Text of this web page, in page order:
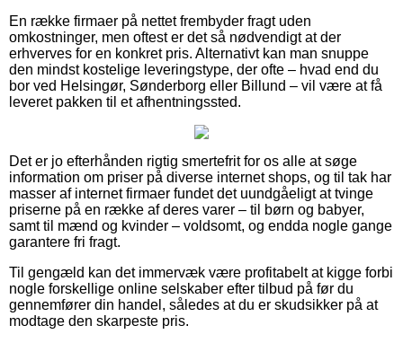
En række firmaer på nettet frembyder fragt uden
omkostninger, men oftest er det så nødvendigt at der
erhverves for en konkret pris. Alternativt kan man snuppe
den mindst kostelige leveringstype, der ofte – hvad end du
bor ved Helsingør, Sønderborg eller Billund – vil være at få
leveret pakken til et afhentningssted.
Det er jo efterhånden rigtig smertefrit for os alle at søge
information om priser på diverse internet shops, og til tak har
masser af internet firmaer fundet det uundgåeligt at tvinge
priserne på en række af deres varer – til børn og babyer,
samt til mænd og kvinder – voldsomt, og endda nogle gange
garantere fri fragt.
Til gengæld kan det immervæk være profitabelt at kigge forbi
nogle forskellige online selskaber efter tilbud på før du
gennemfører din handel, således at du er skudsikker på at
modtage den skarpeste pris.